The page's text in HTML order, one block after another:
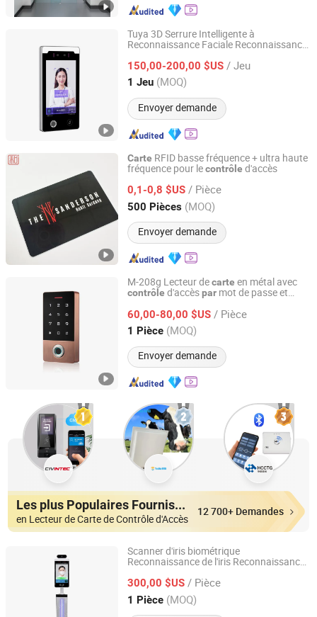
Tuya 3D Serrure Intelligente à
Reconnaissance Faciale Reconnaissance
PrésenceparReconnaissance Faciale
Machine de Reconnaissance Intégrée de
Visage, Empreinte Digitale et
150,00-200,00 $US / Jeu
1 Jeu (MOQ)
Envoyer demande
Shenzhen Dongwo Intelligent Technology Co., Ltd.
Guangdong, China Depuis 2025
Carte RFID basse fréquence + ultra haute
fréquence pour lecontrôle d'accès
0,1-0,8 $US / Pièce
500 Pièces (MOQ)
Envoyer demande
Shenzhen Jianhe Smartcard Technology Co., Ltd
Guangdong, China Depuis 2023
M-208g Lecteur decarte en métal avec
contrôle d'accèspar mot de passe et
60,00-80,00 $US / Pièce
1 Pièce (MOQ)
Envoyer demande
Shenzhen Winfor Canbo Technology Co., Ltd.
Guangdong, China Depuis 2025
Les plus Populaires Fournisseurs
en Lecteur de Carte de Contrôle d'Accès
12 700+ Demandes
Scanner d'iris biométrique
Reconnaissance de l'iris Reconnaissance
de présence Accès à la porte
300,00 $US / Pièce
1 Pièce (MOQ)
RS Security Co., Ltd.
Guangdong, China Depuis 2013